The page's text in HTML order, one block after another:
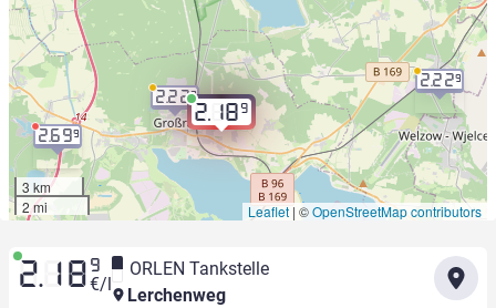
2.189
2.699
2.229
2.229
3 km
2 mi
Leaflet | ©OpenStreetMap contributors
2.18 9
€/l
ORLEN Tankstelle
Lerchenweg